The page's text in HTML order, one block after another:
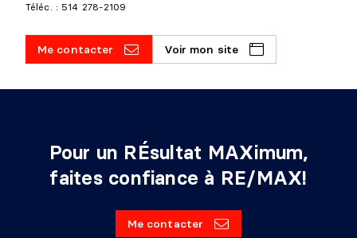
Téléc. : 514 278-2109
Me contacter Voir mon site
Pour un RÉsultat MAXimum,
faites confiance à RE/MAX!
Me contacter